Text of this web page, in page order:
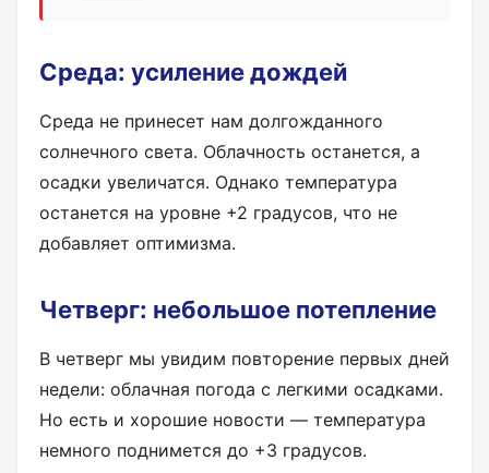
Среда: усиление дождей
Среда не принесет нам долгожданного
солнечного света. Облачность останется, а
осадки увеличатся. Однако температура
останется на уровне +2 градусов, что не
добавляет оптимизма.
Четверг: небольшое потепление
В четверг мы увидим повторение первых дней
недели: облачная погода с легкими осадками.
Но есть и хорошие новости — температура
немного поднимется до +3 градусов.